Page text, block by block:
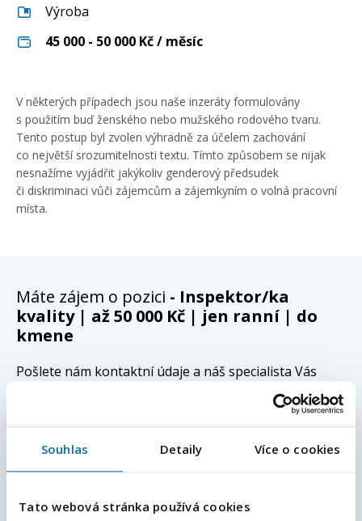
Souhlas Detaily Více o cookies
Tato webová stránka používá cookies
Výroba
45 000 - 50 000 Kč / měsíc
V některých případech jsou naše inzeráty formulovány
s použitím buď ženského nebo mužského rodového tvaru.
Tento postup byl zvolen výhradně za účelem zachování
co největší srozumitelnosti textu. Tímto způsobem se nijak
nesnažíme vyjádřit jakýkoliv genderový předsudek
či diskriminaci vůči zájemcům a zájemkyním o volná pracovní
místa.
Máte zájem o pozici - Inspektor/ka
kvality | až 50 000 Kč | jen ranní | do
kmene
Pošlete nám kontaktní údaje a náš specialista Vás
bude kontaktovat do 24 hodin s podrobnostmi.
E-mailová adresa